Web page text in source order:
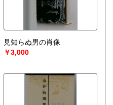
見知らぬ男の肖像
￥3,000